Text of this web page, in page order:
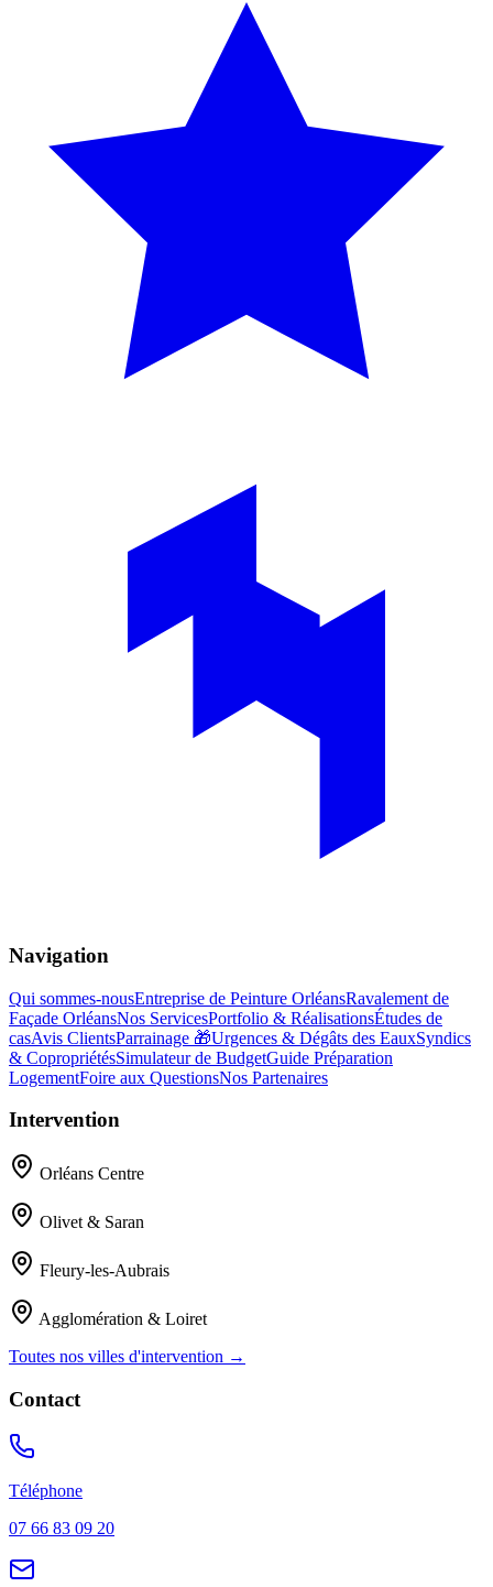
Navigation
Qui sommes-nousEntreprise de Peinture OrléansRavalement de
Façade OrléansNos ServicesPortfolio & RéalisationsÉtudes de
casAvis ClientsParrainage 🎁Urgences & Dégâts des EauxSyndics
& CopropriétésSimulateur de BudgetGuide Préparation
LogementFoire aux QuestionsNos Partenaires
Intervention
Orléans Centre
Olivet & Saran
Fleury-les-Aubrais
Agglomération & Loiret
Toutes nos villes d'intervention →
Contact
Téléphone
07 66 83 09 20